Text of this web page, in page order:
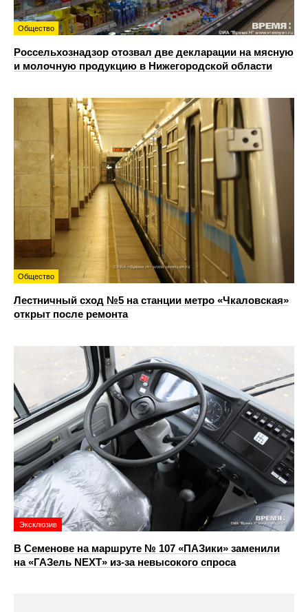
Общество
Россельхознадзор отозвал две декларации на мясную
и молочную продукцию в Нижегородской области
Общество
Лестничный сход №5 на станции метро «Чкаловская»
открыт после ремонта
Эксклюзив
В Семенове на маршруте № 107 «ПАЗики» заменили
на «ГАЗель NEXT» из‑за невысокого спроса